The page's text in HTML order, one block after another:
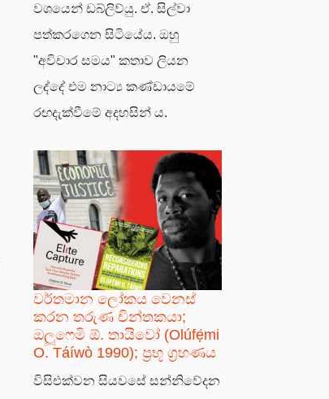
වශයෙන් ඩබ්ලිව්යු. ඒ. සිල්වා
පත්කරගෙන සිටියේය. ඔහු
"අවිචාර සමය" කතාව ලියන
ලද්දේ එම නාට්‍ය කණ්ඩායමේ
රඟදැක්වීමේ අදහසින් ය.
වර්තමාන ලෝකය වෙනස්
කරන තරුණ චින්තකයා;
ඔලූෆෙමි ඕ. තායිවෝ (Olúfẹ́mi
O. Táíwò 1990); ප්‍රභූ ග්‍රහණය
විසිඑක්වන සියවසේ සන්නිවේදන